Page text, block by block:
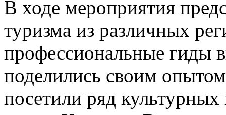
В ходе мероприятия
туризма из различных
профессиональные гиды
поделились своим
посетили ряд культурных